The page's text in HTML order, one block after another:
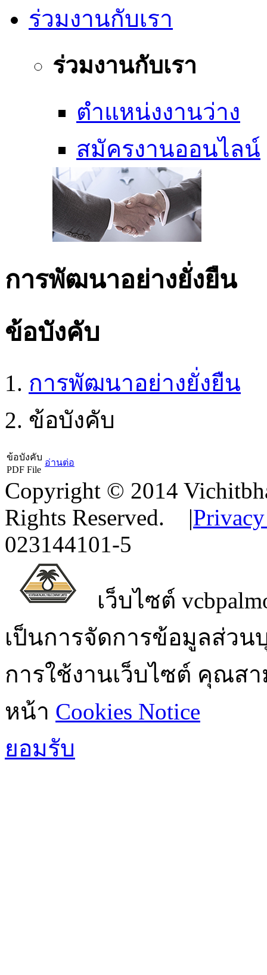
ร่วมงานกับเรา
ร่วมงานกับเรา
ตำแหน่งงานว่าง
สมัครงานออนไลน์
การพัฒนาอย่างยั่งยืน
ข้อบังคับ
การพัฒนาอย่างยั่งยืน
ข้อบังคับ
ข้อบังคับ
PDF File
อ่านต่อ
Copyright © 2014
Rights Reserved.
|
023144101-5
เว็บไซต์
เป็นการจัดการข้อมูลส่ว
การใช้งานเว็บไซต์ คุณส
หน้า Cookies Notice
ยอมรับ